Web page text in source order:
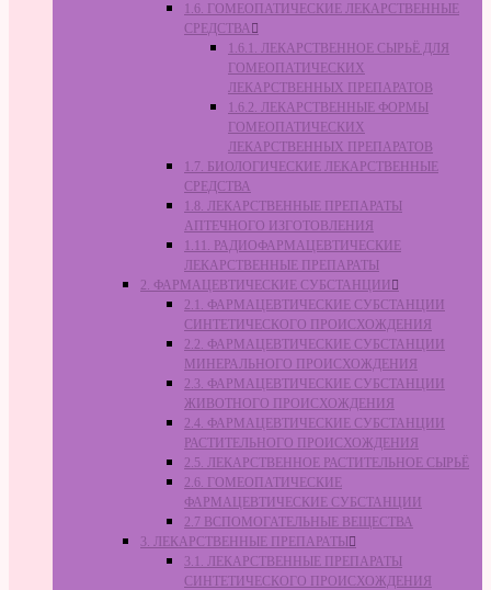
1.6. ГОМЕОПАТИЧЕСКИЕ ЛЕКАРСТВЕННЫЕ
СРЕДСТВА
1.6.1. ЛЕКАРСТВЕННОЕ СЫРЬЁ ДЛЯ
ГОМЕОПАТИЧЕСКИХ
ЛЕКАРСТВЕННЫХ ПРЕПАРАТОВ
1.6.2. ЛЕКАРСТВЕННЫЕ ФОРМЫ
ГОМЕОПАТИЧЕСКИХ
ЛЕКАРСТВЕННЫХ ПРЕПАРАТОВ
1.7. БИОЛОГИЧЕСКИЕ ЛЕКАРСТВЕННЫЕ
СРЕДСТВА
1.8. ЛЕКАРСТВЕННЫЕ ПРЕПАРАТЫ
АПТЕЧНОГО ИЗГОТОВЛЕНИЯ
1.11. РАДИОФАРМАЦЕВТИЧЕСКИЕ
ЛЕКАРСТВЕННЫЕ ПРЕПАРАТЫ
2. ФАРМАЦЕВТИЧЕСКИЕ СУБСТАНЦИИ
2.1. ФАРМАЦЕВТИЧЕСКИЕ СУБСТАНЦИИ
СИНТЕТИЧЕСКОГО ПРОИСХОЖДЕНИЯ
2.2. ФАРМАЦЕВТИЧЕСКИЕ СУБСТАНЦИИ
МИНЕРАЛЬНОГО ПРОИСХОЖДЕНИЯ
2.3. ФАРМАЦЕВТИЧЕСКИЕ СУБСТАНЦИИ
ЖИВОТНОГО ПРОИСХОЖДЕНИЯ
2.4. ФАРМАЦЕВТИЧЕСКИЕ СУБСТАНЦИИ
РАСТИТЕЛЬНОГО ПРОИСХОЖДЕНИЯ
2.5. ЛЕКАРСТВЕННОЕ РАСТИТЕЛЬНОЕ СЫРЬЁ
2.6. ГОМЕОПАТИЧЕСКИЕ
ФАРМАЦЕВТИЧЕСКИЕ СУБСТАНЦИИ
2.7 ВСПОМОГАТЕЛЬНЫЕ ВЕЩЕСТВА
3. ЛЕКАРСТВЕННЫЕ ПРЕПАРАТЫ
3.1. ЛЕКАРСТВЕННЫЕ ПРЕПАРАТЫ
СИНТЕТИЧЕСКОГО ПРОИСХОЖДЕНИЯ